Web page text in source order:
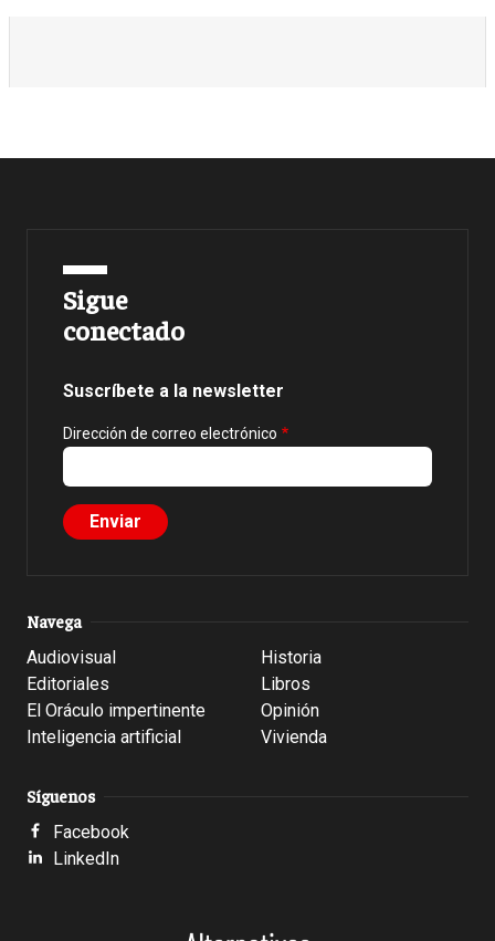
Sigue
conectado
Suscríbete a la newsletter
Dirección de correo electrónico
Navega
Audiovisual
Editoriales
El Oráculo impertinente
Inteligencia artificial
Historia
Libros
Opinión
Vivienda
Síguenos
Facebook
LinkedIn